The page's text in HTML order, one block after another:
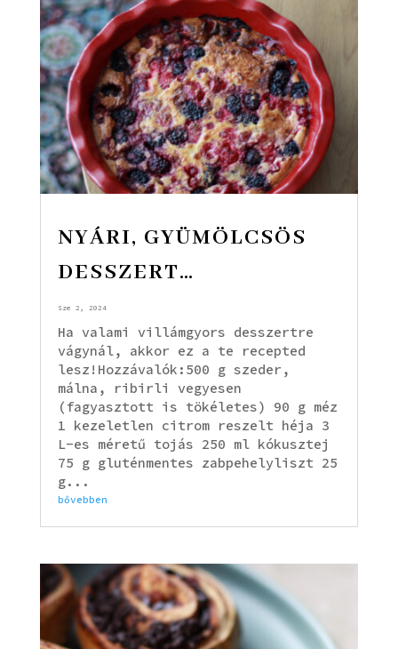
NYÁRI, GYÜMÖLCSÖS
DESSZERT…
Sze 2, 2024
Ha valami villámgyors desszertre
vágynál, akkor ez a te recepted
lesz!Hozzávalók:500 g szeder,
málna, ribirli vegyesen
(fagyasztott is tökéletes) 90 g méz
1 kezeletlen citrom reszelt héja 3
L-es méretű tojás 250 ml kókusztej
75 g gluténmentes zabpehelyliszt 25
g...
bővebben